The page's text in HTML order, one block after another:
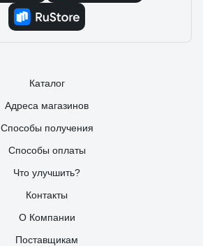
Каталог
Адреса магазинов
Способы получения
Способы оплаты
Что улучшить?
Контакты
О Компании
Поставщикам